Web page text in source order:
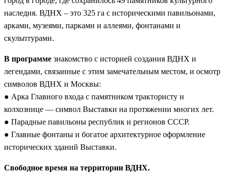
наследия. ВДНХ – это 325 га с историческими павильонами,
арками, музеями, парками и аллеями, фонтанами и
скульптурами.
В программе знакомство с историей создания ВДНХ и
легендами, связанные с этим замечательным местом, и осмотр
символов ВДНХ и Москвы:
● Арка Главного входа с памятником трактористу и
колхознице — символ Выставки на протяжении многих лет.
● Парадные павильоны республик и регионов СССР.
● Главные фонтаны и богатое архитектурное оформление
исторических зданий Выставки.
Свободное время на территории ВДНХ.